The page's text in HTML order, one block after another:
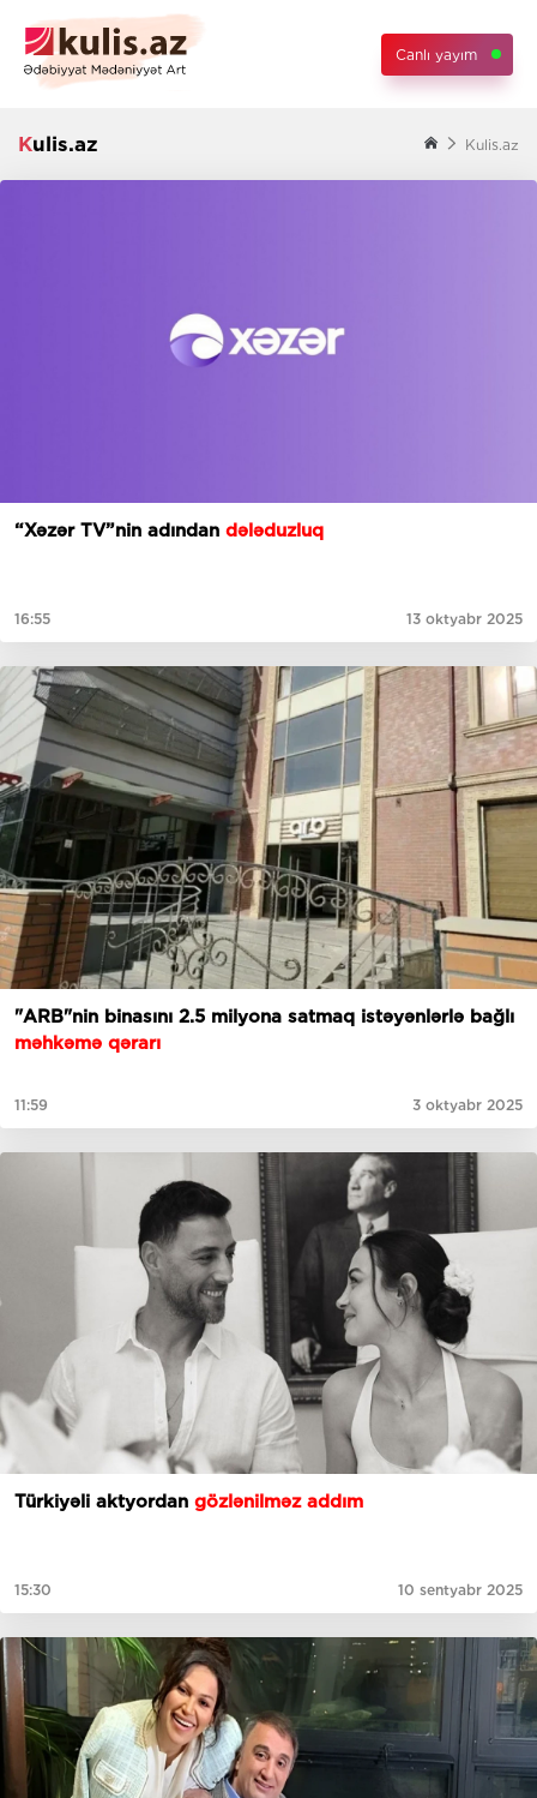
Canlı yayım
Kulis.az Kulis.az
“Xəzər TV”nin adından dələduzluq
16:55 13 oktyabr 2025
"ARB"nin binasını 2.5 milyona satmaq istəyənlərlə bağlı
məhkəmə qərarı
11:59 3 oktyabr 2025
Türkiyəli aktyordan gözlənilməz addım
15:30 10 sentyabr 2025